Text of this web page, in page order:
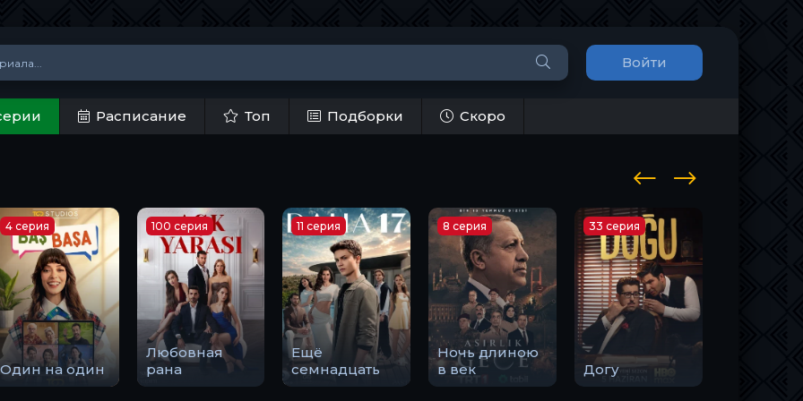
Войти
Расписание Топ Подборки Скоро
Ночь длиною
в век
8 серия
Догу
33 серия
Закон
природы
10 серия
Это всего
лишь Стамбул
9 серия
Вкус Измира